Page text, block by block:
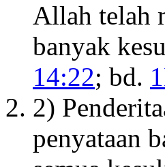
Allah telah
banyak
14:22; bd.
2)
penyataan